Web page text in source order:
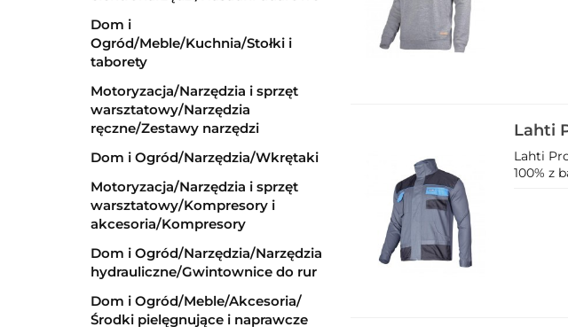
Dom i
Ogród/Meble/Kuchnia/Stołki i
taborety
Motoryzacja/Narzędzia i sprzęt
warsztatowy/Narzędzia
ręczne/Zestawy narzędzi
Dom i Ogród/Narzędzia/Wkrętaki
Motoryzacja/Narzędzia i sprzęt
warsztatowy/Kompresory i
akcesoria/Kompresory
Dom i Ogród/Narzędzia/Narzędzia
hydrauliczne/Gwintownice do rur
Dom i Ogród/Meble/Akcesoria/
Środki pielęgnujące i naprawcze
Lahti
Lahti
100% z